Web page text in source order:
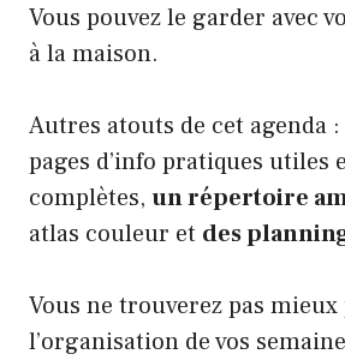
Vous pouvez le garder avec
à la maison.
Autres atouts de cet agenda :
pages d’info pratiques utiles
complètes, un répertoire
atlas couleur et des
Vous ne trouverez pas
l’organisation de vos